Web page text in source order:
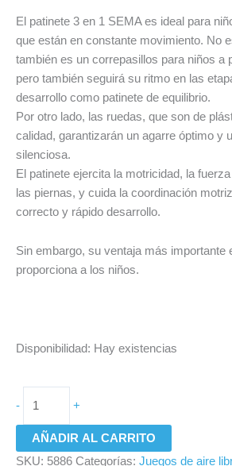
El patinete 3 en 1 SEMA es ideal para
que están en constante movimiento. No
también es un correpasillos para niños a
pero también seguirá su ritmo en las
desarrollo como patinete de equilibrio.
Por otro lado, las ruedas, que son de
calidad, garantizarán un agarre óptimo y
silenciosa.
El patinete ejercita la motricidad, la
las piernas, y cuida la coordinación
correcto y rápido desarrollo.
Sin embargo, su ventaja más importante
proporciona a los niños.
Disponibilidad: Hay existencias
- +
AÑADIR AL CARRITO
SKU: 5886 Categorías: Juegos de aire